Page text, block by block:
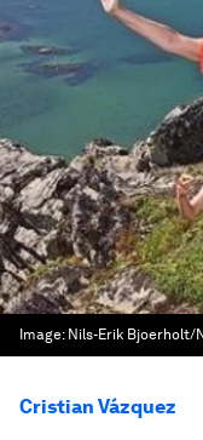
Image: Nils-Erik Bjoerholt/
Cristian Vázquez